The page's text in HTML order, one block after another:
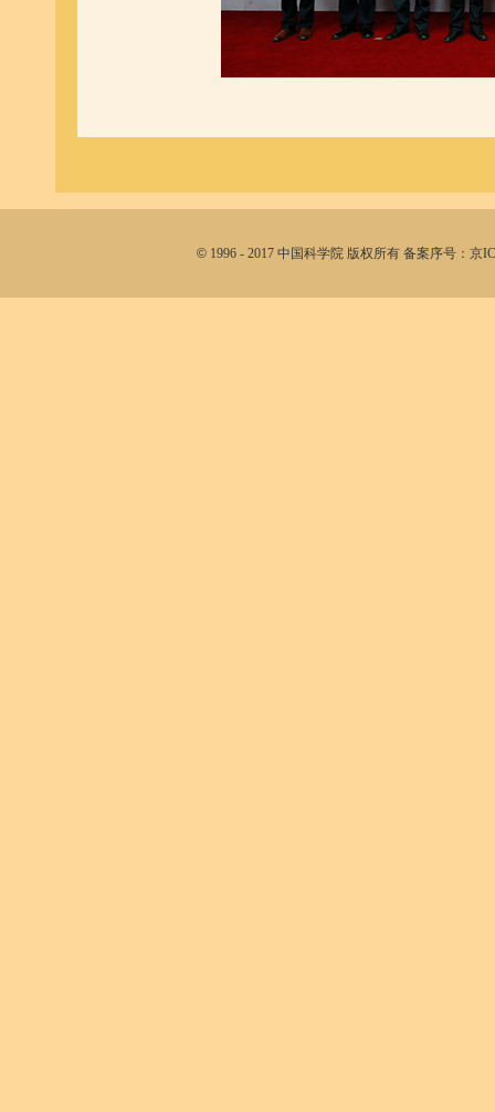
© 1996 - 2017 中国科学院 版权所有 备案序号：京